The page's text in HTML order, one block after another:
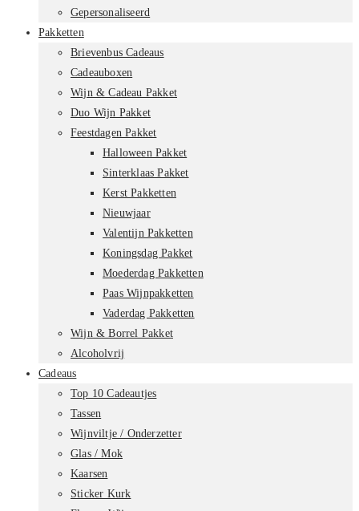
Gepersonaliseerd
Pakketten
Brievenbus Cadeaus
Cadeauboxen
Wijn & Cadeau Pakket
Duo Wijn Pakket
Feestdagen Pakket
Halloween Pakket
Sinterklaas Pakket
Kerst Pakketten
Nieuwjaar
Valentijn Pakketten
Koningsdag Pakket
Moederdag Pakketten
Paas Wijnpakketten
Vaderdag Pakketten
Wijn & Borrel Pakket
Alcoholvrij
Cadeaus
Top 10 Cadeautjes
Tassen
Wijnviltje / Onderzetter
Glas / Mok
Kaarsen
Sticker Kurk